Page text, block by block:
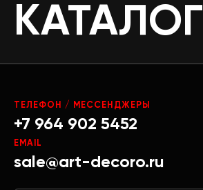
КАТАЛОГ
ТЕЛЕФОН / МЕССЕНДЖЕРЫ
+7 964 902 5452
EMAIL
sale@art-decoro.ru